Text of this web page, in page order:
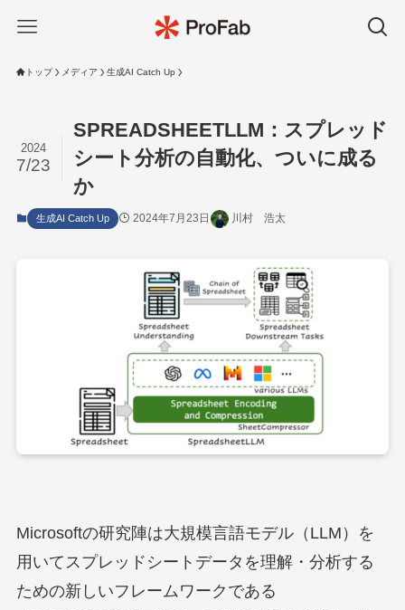
トップ メディア 生成AI Catch Up
SPREADSHEETLLM：スプレッド
シート分析の自動化、ついに成る
か
2024
7/23
生成AI Catch Up 2024年7月23日 川村 浩太
Microsoftの研究陣は大規模言語モデル（LLM）を
用いてスプレッドシートデータを理解・分析する
ための新しいフレームワークである